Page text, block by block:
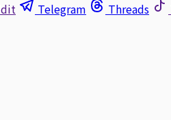
Telegram Threads